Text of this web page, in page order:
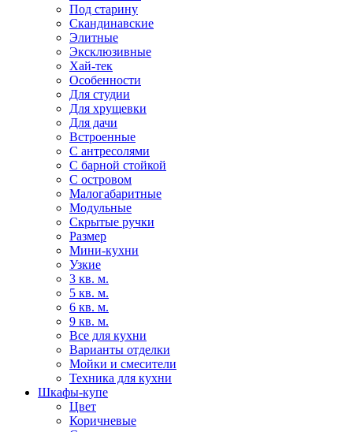
Под старину
Скандинавские
Элитные
Эксклюзивные
Хай-тек
Особенности
Для студии
Для хрущевки
Для дачи
Встроенные
С антресолями
С барной стойкой
С островом
Малогабаритные
Модульные
Скрытые ручки
Размер
Мини-кухни
Узкие
3 кв. м.
5 кв. м.
6 кв. м.
9 кв. м.
Все для кухни
Варианты отделки
Мойки и смесители
Техника для кухни
Шкафы-купе
Цвет
Коричневые